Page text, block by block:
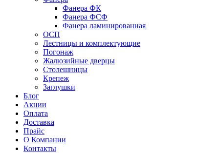
Фанера ФК
Фанера ФСФ
Фанера ламинированная
ОСП
Лестницы и комплектующие
Погонаж
Жалюзийные дверцы
Столешницы
Крепеж
Заглушки
Блог
Акции
Оплата
Доставка
Прайс
О Компании
Контакты